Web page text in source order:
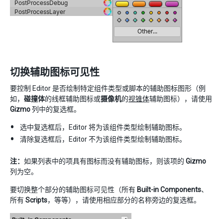
切换辅助图标可见性
要控制 Editor 是否绘制特定组件类型或脚本的辅助图标图形（例
如， 碰撞体的线框辅助图标或摄像机的视锥体辅助图标），请使用
Gizmo列中的复选框。
选中复选框后，Editor 将为该组件类型绘制辅助图标。
清除复选框后，Editor 不为该组件类型绘制辅助图标。
注： 如果列表中的项具有图标而没有辅助图标，则该项的 Gizmo
列为空。
要切换整个部分的辅助图标可见性（所有 Built-in Components、
所有Scripts，等等），请使用相应部分的名称旁边的复选框。